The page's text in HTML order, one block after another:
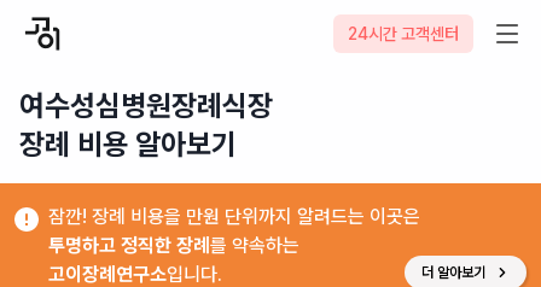
24시간 고객센터
여수성심병원장례식장
장례 비용 알아보기
잠깐! 장례 비용을 만원 단위까지 알려드는 이곳은
투명하고 정직한 장례 를 약속하는
고이장례연구소입니다. 더 알아보기